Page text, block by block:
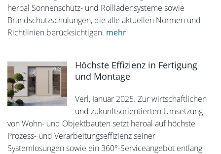
heroal Sonnenschutz- und Rollladensysteme sowie
Brandschutzschulungen, die alle aktuellen Normen und
Richtlinien berücksichtigen. mehr
Höchste Effizienz in Fertigung
und Montage
Verl, Januar 2025. Zur wirtschaftlichen
und zukunftsorientierten Umsetzung
von Wohn- und Objektbauten setzt heroal auf höchste
Prozess- und Verarbeitungseffizienz seiner
Systemlösungen sowie ein 360°-Serviceangebot entlang